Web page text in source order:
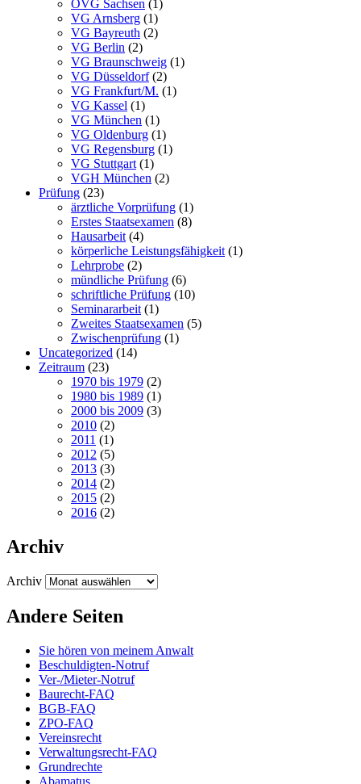
OVG Sachsen (1)
VG Arnsberg (1)
VG Bayreuth (2)
VG Berlin (2)
VG Braunschweig (1)
VG Düsseldorf(2)
VG Frankfurt/M. (1)
VG Kassel (1)
VG München (1)
VG Oldenburg (1)
VG Regensburg (1)
VG Stuttgart (1)
VGH München (2)
Prüfung (23)
ärztliche Vorprüfung (1)
Erstes Staatsexamen (8)
Hausarbeit (4)
körperliche Leistungsfähigkeit (1)
Lehrprobe (2)
mündliche Prüfung (6)
schriftliche Prüfung (10)
Seminararbeit (1)
Zweites Staatsexamen (5)
Zwischenprüfung (1)
Uncategorized (14)
Zeitraum (23)
1970 bis 1979 (2)
1980 bis 1989 (1)
2000 bis 2009 (3)
2010 (2)
2011 (1)
2012 (5)
2013 (3)
2014 (2)
2015 (2)
2016 (2)
Archiv
Archiv
Andere Seiten
Sie hören von meinem Anwalt
Beschuldigten-Notruf
Ver-/Mieter-Notruf
Baurecht-FAQ
BGB-FAQ
ZPO-FAQ
Vereinsrecht
Verwaltungsrecht-FAQ
Grundrechte
Abamatus